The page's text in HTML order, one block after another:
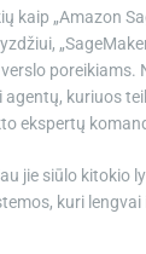
„Amazon
kuriuos
ekspertų
jie siūlo
kuri